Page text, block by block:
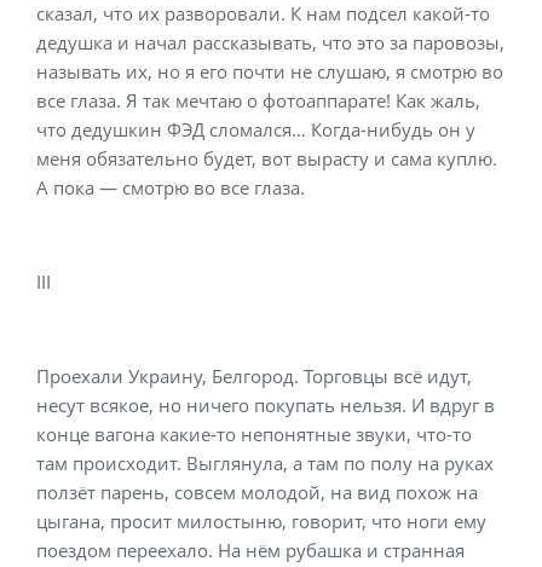
сказал, что их разворовали. К нам подсел какой-то
дедушка и начал рассказывать, что это за паровозы,
называть их, но я его почти не слушаю, я смотрю во
все глаза. Я так мечтаю о фотоаппарате! Как жаль,
что дедушкин ФЭД сломался… Когда-нибудь он у
меня обязательно будет, вот вырасту и сама куплю.
А пока — смотрю во все глаза.
III
Проехали Украину, Белгород. Торговцы всё идут,
несут всякое, но ничего покупать нельзя. И вдруг в
конце вагона какие-то непонятные звуки, что-то
там происходит. Выглянула, а там по полу на руках
ползёт парень, совсем молодой, на вид похож на
цыгана, просит милостыню, говорит, что ноги ему
поездом переехало. На нём рубашка и странная